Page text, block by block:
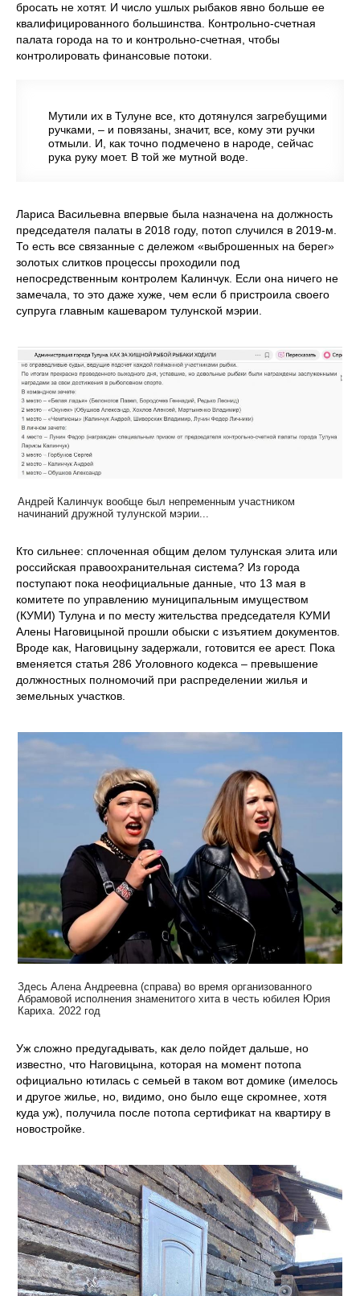
бросать не хотят. И число ушлых рыбаков явно больше ее
квалифицированного большинства. Контрольно-счетная
палата города на то и контрольно-счетная, чтобы
контролировать финансовые потоки.
Мутили их в Тулуне все, кто дотянулся загребущими
ручками, – и повязаны, значит, все, кому эти ручки
отмыли. И, как точно подмечено в народе, сейчас
рука руку моет. В той же мутной воде.
Лариса Васильевна впервые была назначена на должность
председателя палаты в 2018 году, потоп случился в 2019-м.
То есть все связанные с дележом «выброшенных на берег»
золотых слитков процессы проходили под
непосредственным контролем Калинчук. Если она ничего не
замечала, то это даже хуже, чем если б пристроила своего
супруга главным кашеваром тулунской мэрии.
Андрей Калинчук вообще был непременным участником
начинаний дружной тулунской мэрии...
Кто сильнее: сплоченная общим делом тулунская элита или
российская правоохранительная система? Из города
поступают пока неофициальные данные, что 13 мая в
комитете по управлению муниципальным имуществом
(КУМИ) Тулуна и по месту жительства председателя КУМИ
Алены Наговицыной прошли обыски с изъятием документов.
Вроде как, Наговицыну задержали, готовится ее арест. Пока
вменяется статья 286 Уголовного кодекса – превышение
должностных полномочий при распределении жилья и
земельных участков.
Здесь Алена Андреевна (справа) во время организованного
Абрамовой исполнения знаменитого хита в честь юбилея Юрия
Кариха. 2022 год
Уж сложно предугадывать, как дело пойдет дальше, но
известно, что Наговицына, которая на момент потопа
официально ютилась с семьей в таком вот домике (имелось
и другое жилье, но, видимо, оно было еще скромнее, хотя
куда уж), получила после потопа сертификат на квартиру в
новостройке.